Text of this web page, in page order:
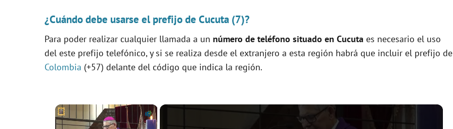
¿Cuándo debe usarse el prefijo de Cucuta (7)?
Para poder realizar cualquier llamada a un número de teléfono situado en Cucuta es necesario el uso
del este prefijo telefónico, y si se realiza desde el extranjero a esta región habrá que incluir el prefijo de
Colombia (+57) delante del código que indica la región.
×